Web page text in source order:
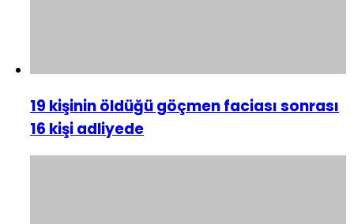
19 kişinin öldüğü göçmen faciası sonrası
16 kişi adliyede